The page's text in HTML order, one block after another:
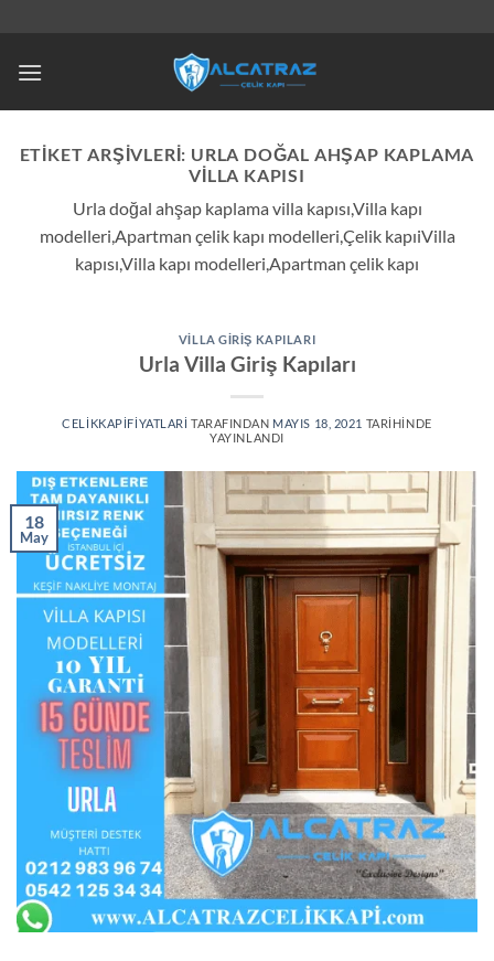
ETIKET ARŞIVLERI: URLA DOĞAL AHŞAP KAPLAMA
VILLA KAPISI
Urla doğal ahşap kaplama villa kapısı,Villa kapı
modelleri,Apartman çelik kapı modelleri,Çelik kapıiVilla
kapısı,Villa kapı modelleri,Apartman çelik kapı
VILLA GIRIŞ KAPILARI
Urla Villa Giriş Kapıları
CELIKKAPIFIYATLARI TARAFINDAN MAYIS 18, 2021 TARIHINDE
YAYINLANDI
18
May